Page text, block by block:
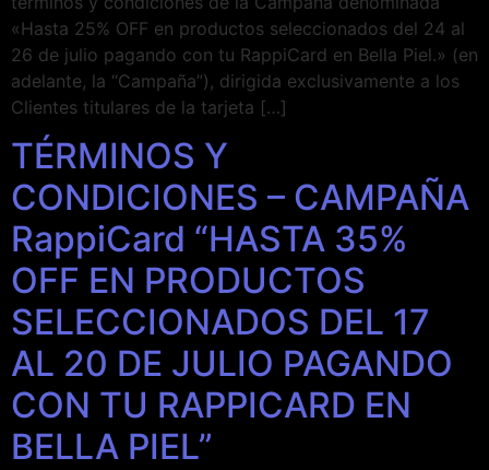
«Hasta 25% OFF en productos seleccionados del 24 al
26 de julio pagando con tu RappiCard en Bella Piel.» (en
adelante, la “Campaña”), dirigida exclusivamente a los
Clientes titulares de la tarjeta […]
TÉRMINOS Y
CONDICIONES – CAMPAÑA
RappiCard “HASTA 35%
OFF EN PRODUCTOS
SELECCIONADOS DEL 17
AL 20 DE JULIO PAGANDO
CON TU RAPPICARD EN
BELLA PIEL”